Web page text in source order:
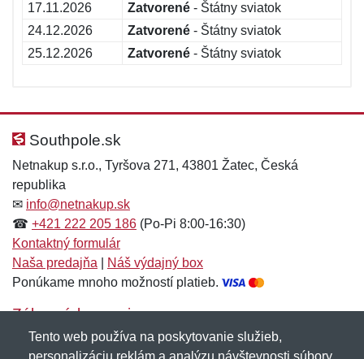
17.11.2026
Zatvorené - Štátny sviatok
24.12.2026
Zatvorené - Štátny sviatok
25.12.2026
Zatvorené - Štátny sviatok
Southpole.sk
Netnakup s.r.o., Tyršova 271, 43801 Žatec, Česká
republika
✉ info@netnakup.sk
☎ +421 222 205 186 (Po-Pi 8:00-16:30)
Kontaktný formulár
Naša predajňa
Náš výdajný box
Ponúkame mnoho možností platieb.
Zákaznícky servis
Novinky emailom
Tento web používa na poskytovanie služieb,
personalizáciu reklám a analýzu návštevnosti súbory